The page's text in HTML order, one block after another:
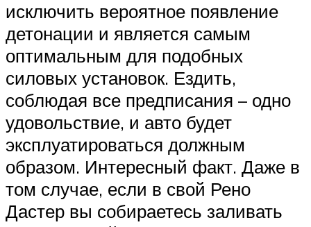
исключить вероятное появление
детонации и является самым
оптимальным для подобных
силовых установок. Ездить,
соблюдая все предписания – одно
удовольствие, и авто будет
эксплуатироваться должным
образом. Интересный факт. Даже в
том случае, если в свой Рено
Дастер вы собираетесь заливать